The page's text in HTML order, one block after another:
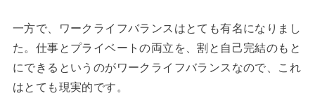
一方で、ワークライフバランスはとても有名になりまし
た。仕事とプライベートの両立を、割と自己完結のもと
にできるというのがワークライフバランスなので、これ
はとても現実的です。